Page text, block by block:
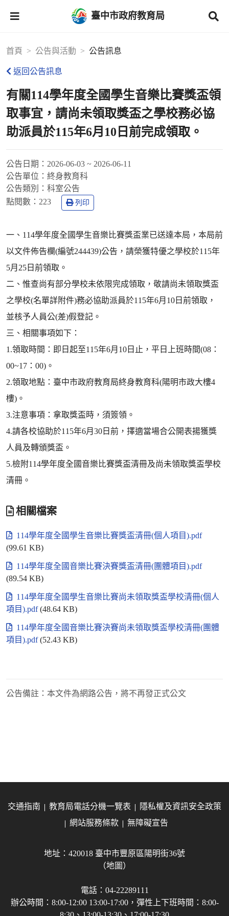
臺中市政府教育局
首頁 公告與活動 公告訊息
返回公告訊息
有關114學年度全國學生音樂比賽獎盃領
取事宜，請尚未領取獎盃之學校務必協
助派員於115年6月10日前完成領取。
公告日期： 2026-06-03 ~ 2026-06-11
公告單位： 終身教育科
公告類別： 科室公告
點閱數： 223 列印
一、114學年度全國學生音樂比賽獎盃業已送達本局，本局前
以文件佈告欄(編號244439)公告，請榮獲特優之學校於115年
5月25日前領取。
二、惟查尚有部分學校未依限完成領取，敬請尚未領取獎盃
之學校(名單詳附件)務必協助派員於115年6月10日前領取，
並核予人員公(差)假登記。
三、相關事項如下：
1.領取時間：即日起至115年6月10日止，平日上班時間(08：
00~17：00)。
2.領取地點：臺中市政府教育局終身教育科(陽明市政大樓4
樓)。
3.注意事項：拿取獎盃時，須簽領。
4.請各校協助於115年6月30日前，擇適當場合公開表揚獲獎
人員及轉頒獎盃。
5.檢附114學年度全國音樂比賽獎盃清冊及尚未領取獎盃學校
清冊。
相關檔案
114學年度全國學生音樂比賽獎盃清冊(個人項目).pdf
(99.61 KB)
114學年度全國音樂比賽決賽獎盃清冊(團體項目).pdf
(89.54 KB)
114學年度全國學生音樂比賽尚未領取獎盃學校清冊(個人
項目).pdf(48.64 KB)
114學年度全國音樂比賽決賽尚未領取獎盃學校清冊(團體
項目).pdf(52.43 KB)
公告備註： 本文件為網路公告，將不再發正式公文
交通指南 教育局電話分機一覽表
隱私權及資訊安全政策
網站服務條款
無障礙宣告
地址：420018 臺中市豐原區陽明街36號
（地圖）
電話：04-22289111
辦公時間：8:00-12:00 13:00-17:00，彈性上下班時間：8:00-